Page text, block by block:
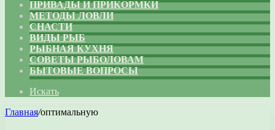
ПРИВАДЫ И ПРИКОРМКИ
МЕТОДЫ ЛОВЛИ
СНАСТИ
ВИДЫ РЫБ
РЫБНАЯ КУХНЯ
СОВЕТЫ РЫБОЛОВАМ
БЫТОВЫЕ ВОПРОСЫ
Искать
Главная/оптимальную